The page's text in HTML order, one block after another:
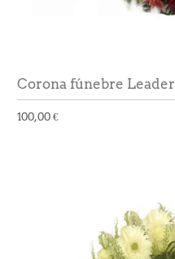
Corona fúnebre Leader
100,00 €